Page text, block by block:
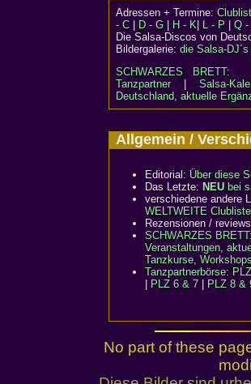
Adressen + Termine:
- C
D - G H - K L - P
Q -
Die Salsa-Discos von
Bildergalerie: die Salsa-
SCHWARZES BRETT:
Tanzpartner| Salsa-
Deutschland, aktuelle
Allgemein /
Editorial: Über diese
Das Letzte: NEU bei
verschiedene andere
WELTWEITE Clubliste
Rezensionen /
SCHWARZES BRETT:
Veranstaltungen,
Tanzkurse,
Tanzpartnerbörse:
PLZ 6 & 7 PLZ 8 &
No part of these